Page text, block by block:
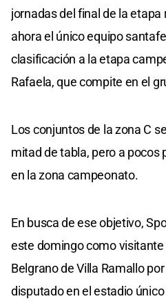
jornadas del final de la
ahora el único equipo
clasificación a la etapa
Rafaela, que compite en el
Los conjuntos de la zona C
mitad de tabla, pero a pocos
en la zona campeonato.
En busca de ese objetivo,
este domingo como
Belgrano de Villa Ramallo
disputado en el estadio